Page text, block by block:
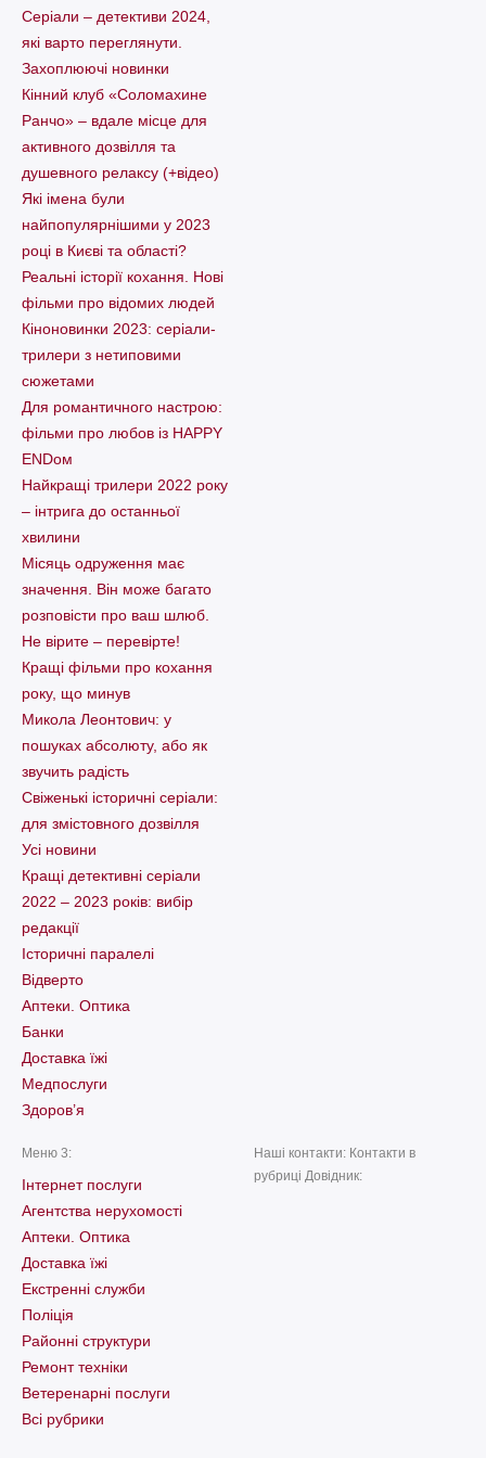
Серіали – детективи 2024,
які варто пеpеглянути.
Захоплюючі новинки
Кінний клуб «Соломахине
Ранчо» – вдале місце для
активного дозвілля та
душевного релаксу (+відео)
Які імена були
найпопулярнішими у 2023
році в Києві та області?
Реальні історії кохання. Нові
фільми про відомих людей
Кіноновинки 2023: серіали-
трилери з нетиповими
сюжетами
Для романтичного настрою:
фільми про любов із HAPPY
ENDом
Найкращі трилери 2022 року
– інтрига до останньої
хвилини
Місяць одруження має
значення. Він може багато
розповісти про ваш шлюб.
Не вірите – перевірте!
Кращі фільми про кохання
року, що минув
Микола Леонтович: у
пошуках абсолюту, або як
звучить радість
Свіженькі історичні серіали:
для змістовного дозвілля
Усі новини
Кращі детективні серіали
2022 – 2023 років: вибір
редакції
Історичні паралелі
Відверто
Аптеки. Оптика
Банки
Доставка їжі
Медпослуги
Здоров’я
Меню 3:
Інтернет послуги
Агентства нерухомості
Аптеки. Оптика
Доставка їжі
Екстренні служби
Поліція
Районні структури
Ремонт техніки
Ветеренарні послуги
Всі рубрики
Наші контакти: Контакти в
рубриці Довідник: